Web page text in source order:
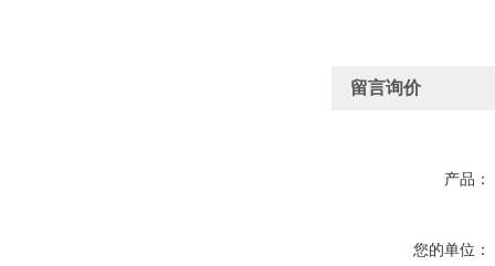
留言询价
产品：
您的单位：